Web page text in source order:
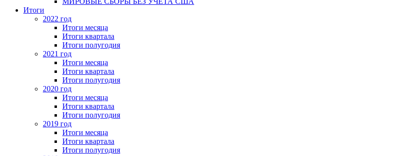
Итоги
2022 год
Итоги месяца
Итоги квартала
Итоги полугодия
2021 год
Итоги месяца
Итоги квартала
Итоги полугодия
2020 год
Итоги месяца
Итоги квартала
Итоги полугодия
2019 год
Итоги месяца
Итоги квартала
Итоги полугодия